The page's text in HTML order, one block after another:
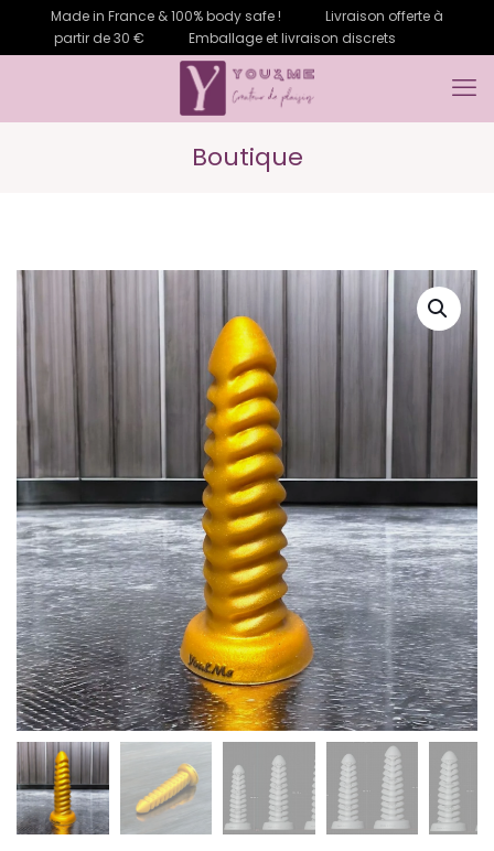
Made in France & 100% body safe !
Livraison offerte à
partir de 30 €
Emballage et livraison discrets
Boutique